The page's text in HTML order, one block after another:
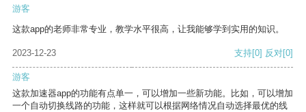
游客
这款app的老师非常专业，教学水平很高，让我能够学到实用的知识。
2023-12-23 支持[0] 反对[0]
游客
这款加速器app的功能有点单一，可以增加一些新功能。比如，可以增加
一个自动切换线路的功能，这样就可以根据网络情况自动选择最优的线